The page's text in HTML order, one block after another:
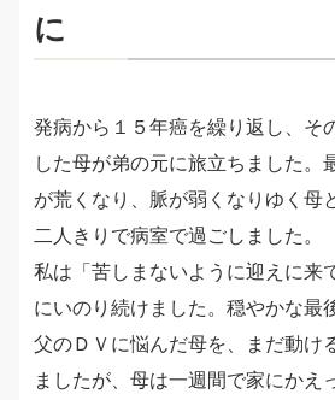
に
発病から１５年癌を繰り返し、そ
した母が弟の元に旅立ちました。
が荒くなり、脈が弱くなりゆく母
二人きりで病室で過ごしました。
私は「苦しまないように迎えに来
にいのり続けました。穏やかな最
父のＤＶに悩んだ母を、まだ動け
ましたが、母は一週間で家にかえ